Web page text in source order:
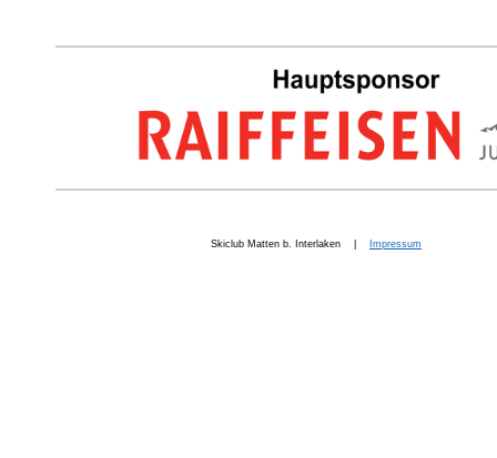
Skiclub Matten b. Interlaken | Impressum